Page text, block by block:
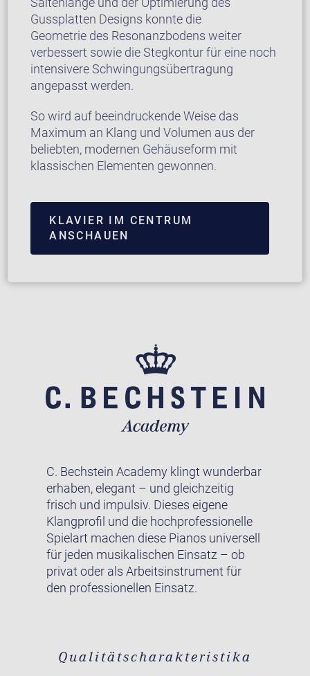
Gussplatten Designs konnte die
Geometrie des Resonanzbodens weiter
verbessert sowie die Stegkontur für eine noch
intensivere Schwingungsübertragung
angepasst werden.
So wird auf beeindruckende Weise das
Maximum an Klang und Volumen aus der
beliebten, modernen Gehäuseform mit
klassischen Elementen gewonnen.
KLAVIER IM CENTRUM
ANSCHAUEN
C. Bechstein Academy klingt wunderbar
erhaben, elegant – und gleichzeitig
frisch und impulsiv. Dieses eigene
Klangprofil und die hochprofessionelle
Spielart machen diese Pianos universell
für jeden musikalischen Einsatz – ob
privat oder als Arbeitsinstrument für
den professionellen Einsatz.
Qualitätscharakteristika